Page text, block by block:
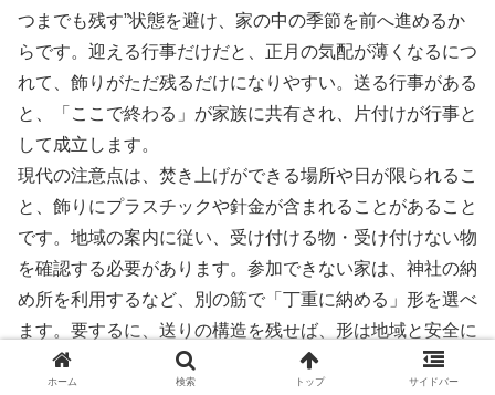
つまでも残す”状態を避け、家の中の季節を前へ進めるか
らです。迎える行事だけだと、正月の気配が薄くなるにつ
れて、飾りがただ残るだけになりやすい。送る行事がある
と、「ここで終わる」が家族に共有され、片付けが行事と
して成立します。
現代の注意点は、焚き上げができる場所や日が限られるこ
と、飾りにプラスチックや針金が含まれることがあること
です。地域の案内に従い、受け付ける物・受け付けない物
を確認する必要があります。参加できない家は、神社の納
め所を利用するなど、別の筋で「丁重に納める」形を選べ
ます。要するに、送りの構造を残せば、形は地域と安全に
合わせてよいのです。
ホーム 検索 トップ サイドバー